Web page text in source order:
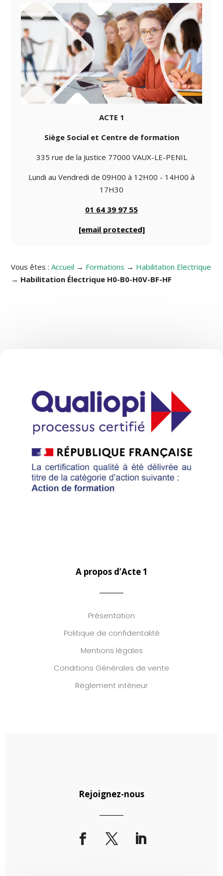
ACTE 1
Siège Social et Centre de formation
335 rue de la Justice 77000 VAUX-LE-PENIL
Lundi au Vendredi de 09H00 à 12H00 - 14H00 à
17H30
01 64 39 97 55
[email protected]
Vous êtes :Accueil → Formations → Habilitation Electrique
→ Habilitation Électrique H0-B0-H0V-BF-HF
A propos d’Acte 1
Présentation
Politique de confidentalité
Mentions légales
Conditions Générales de vente
Réglement intérieur
Rejoignez-nous